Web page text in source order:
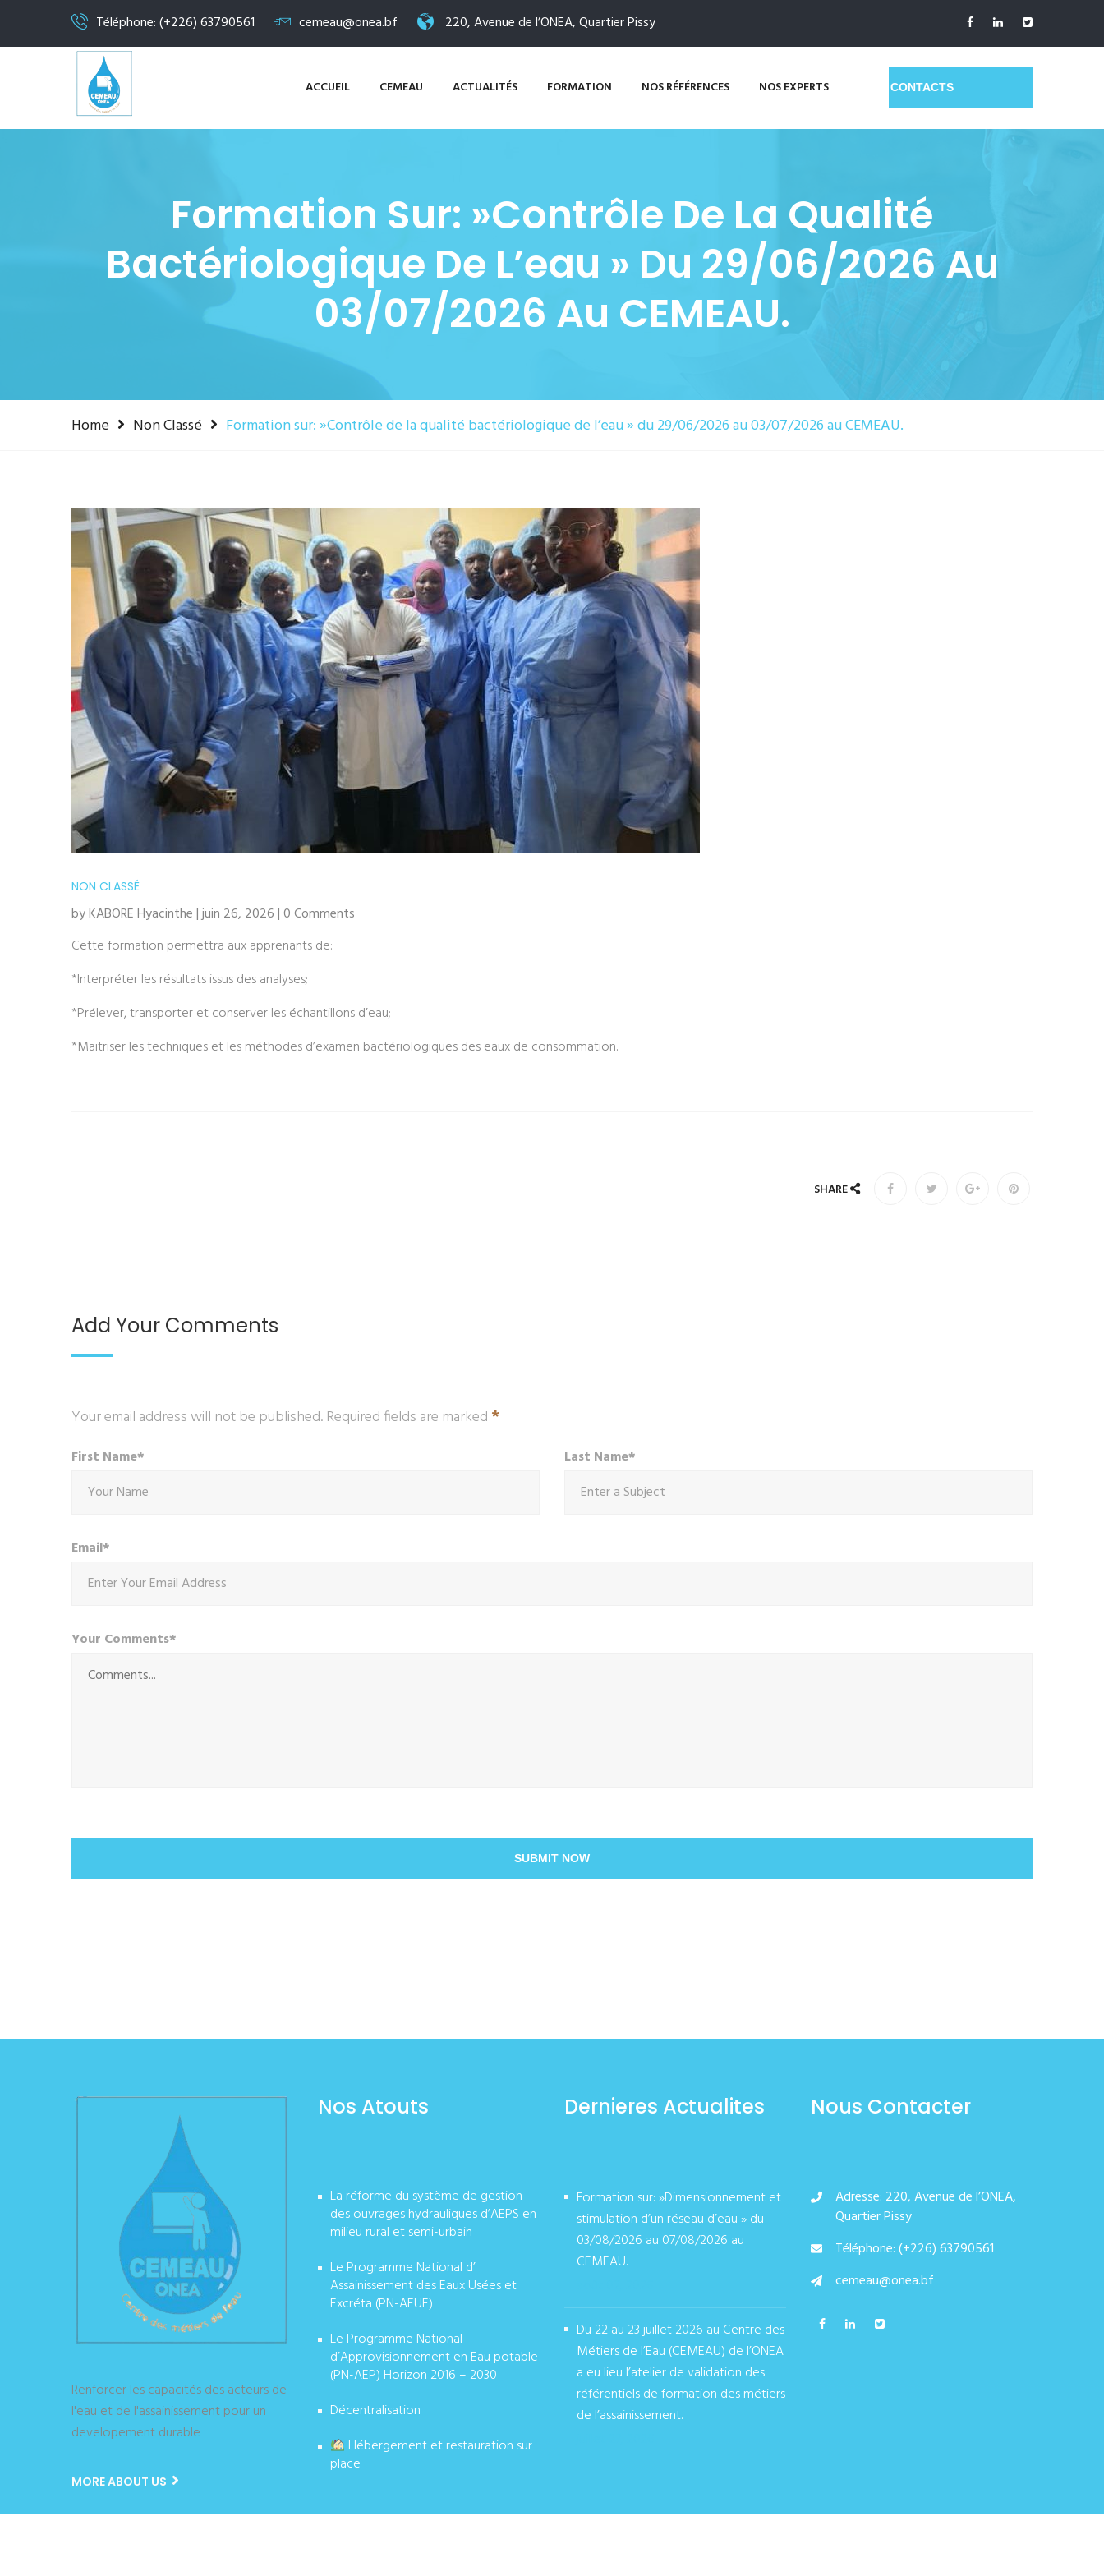
Téléphone: (+226) 63790561 cemeau@onea.bf 220, Avenue de l’ONEA, Quartier Pissy
ACCUEIL CEMEAU ACTUALITÉS FORMATION NOS RÉFÉRENCES NOS EXPERTS GET A QUOTE
Formation Sur: »Contrôle De La Qualité
Bactériologique De L’eau » Du 29/06/2026 Au
03/07/2026 Au CEMEAU.
Home Non Classé Formation sur: »Contrôle de la qualité bactériologique de l’eau » du 29/06/2026 au 03/07/2026 au CEMEAU.
NON CLASSÉ
by KABORE Hyacinthe | juin 26, 2026 | 0 Comments
Cette formation permettra aux apprenants de:
*Interpréter les résultats issus des analyses;
*Prélever, transporter et conserver les échantillons d’eau;
*Maitriser les techniques et les méthodes d’examen bactériologiques des eaux de consommation.
SHARE
Add Your Comments
Your email address will not be published. Required fields are marked *
First Name* Last Name*
Email*
Your Comments*
SUBMIT NOW
Renforcer les capacités des acteurs de
l'eau et de l'assainissement pour un
developement durable
MORE ABOUT US
Nos Atouts
La réforme du système de gestion
des ouvrages hydrauliques d’AEPS en
milieu rural et semi-urbain
Le Programme National d’
Assainissement des Eaux Usées et
Excréta (PN-AEUE)
Le Programme National
d’Approvisionnement en Eau potable
(PN-AEP) Horizon 2016 – 2030
Décentralisation
Hébergement et restauration sur
place
Dernieres Actualites
Formation sur: »Dimensionnement et
stimulation d’un réseau d’eau » du
03/08/2026 au 07/08/2026 au
CEMEAU.
Du 22 au 23 juillet 2026 au Centre des
Métiers de l’Eau (CEMEAU) de l’ONEA
a eu lieu l’atelier de validation des
référentiels de formation des métiers
de l’assainissement.
Nous Contacter
Adresse: 220, Avenue de l’ONEA,
Quartier Pissy
Téléphone: (+226) 63790561
cemeau@onea.bf